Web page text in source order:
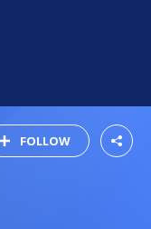
FOLLOW